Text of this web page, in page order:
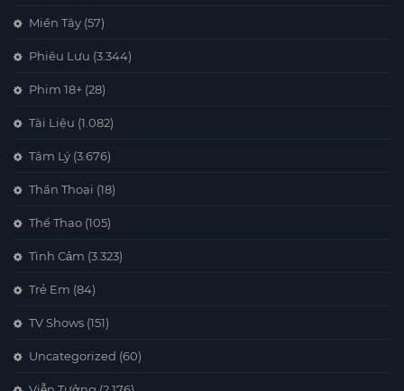
Miền Tây (57)
Phiêu Lưu (3.344)
Phim 18+ (28)
Tài Liệu (1.082)
Tâm Lý (3.676)
Thần Thoại (18)
Thể Thao (105)
Tình Cảm (3.323)
Trẻ Em (84)
TV Shows (151)
Uncategorized (60)